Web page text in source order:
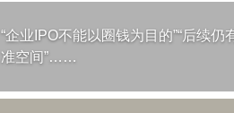
“企业IPO不能以圈钱为目的”“后续仍
准空间”……